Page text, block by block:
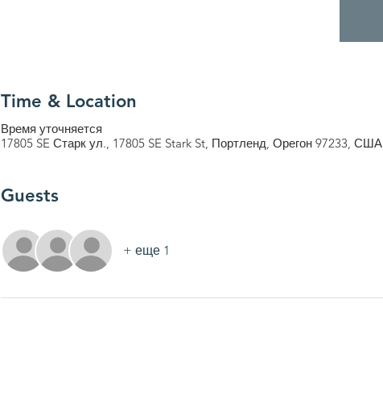
Time & Location
Время уточняется
17805 SE Старк ул., 17805 SE Stark St, Портленд, Орегон 97233, США
Guests
+ еще 1